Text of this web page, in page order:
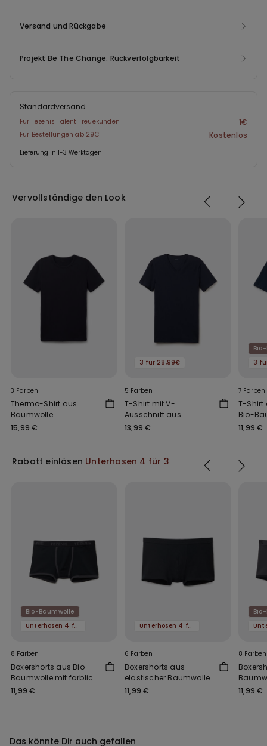
Versand und Rückgabe
Projekt Be The Change: Rückverfolgbarkeit
Standardversand
Für Tezenis Talent Treuekunden 1€
Für Bestellungen ab 29€ Kostenlos
Lieferung in 1-3 Werktagen
Vervollständige den Look
3 Farben
Thermo-Shirt aus
Baumwolle
15,99 €
3 für 28,99€
5 Farben
T-Shirt mit V-
Ausschnitt aus
elastischer Baumwolle
13,99 €
3
7 Farben
T-Shirt
Bio-
11,99 €
Rabatt einlösen Unterhosen 4 für 3
Bio-Baumwolle
Unterhosen 4 für 3
8 Farben
Boxershorts aus Bio-
Baumwolle mit farblich
abgesetzten
11,99 €
Unterhosen 4 für 3
6 Farben
Boxershorts aus
elastischer Baumwolle
11,99 €
8 Farben
11,99 €
Das könnte Dir auch gefallen